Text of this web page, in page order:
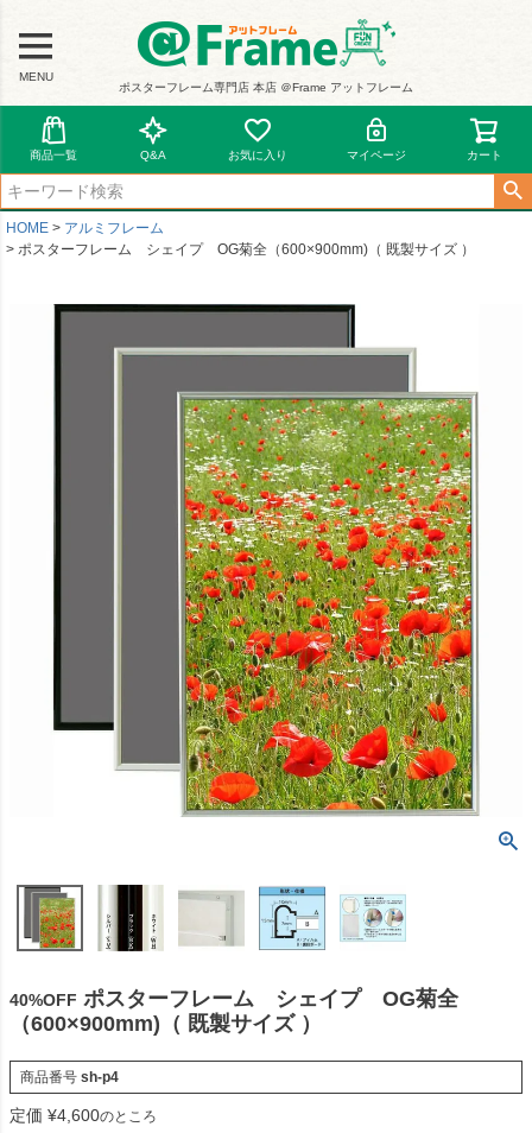
MENU
ポスターフレーム専門店 本店 ＠Frame アットフレーム
商品一覧 Q&A お気に入り マイページ カート
HOME
アルミフレーム
ポスターフレーム シェイプ OG菊全（600×900mm)（ 既製サイズ ）
40%OFF ポスターフレーム シェイプ OG菊全
（600×900mm)（ 既製サイズ ）
商品番号 sh-p4
定価 ¥4,600のところ